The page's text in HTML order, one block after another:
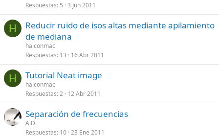
Respuestas 5 3 Jun 2011
H
Reducir ruido de isos altas mediante apilamiento
de mediana
halconmac
Respuestas 13 16 Abr 2011
H Tutorial Neat image
halconmac
Respuestas 2 12 Abr 2011
Separación de frecuencias
A.D.
Respuestas 10 23 Ene 2011